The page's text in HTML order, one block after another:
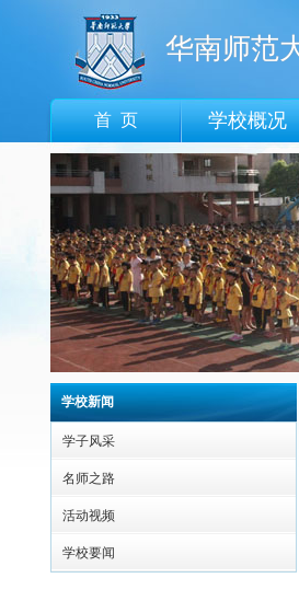
华南师范
首 页 学校概况
学校新闻
学子风采
名师之路
活动视频
学校要闻